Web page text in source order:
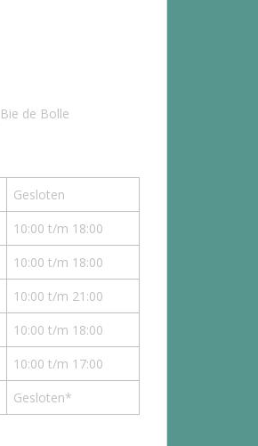
de Bolle
Gesloten
10:00 t/m 18:00
10:00 t/m 18:00
10:00 t/m 21:00
10:00 t/m 18:00
10:00 t/m 17:00
Gesloten*